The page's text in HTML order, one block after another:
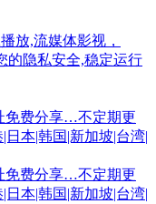
免费分享…不定期更
本|韩国|新加坡|台湾|
免费分享…不定期更
本|韩国|新加坡|台湾|